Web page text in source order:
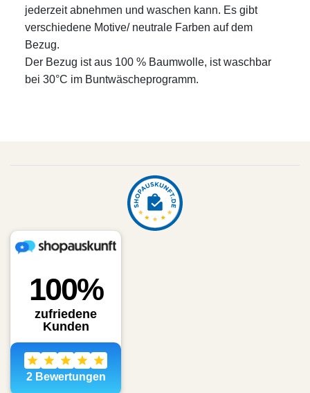
jederzeit abnehmen und waschen kann. Es gibt
verschiedene Motive/ neutrale Farben auf dem
Bezug.
Der Bezug ist aus 100 % Baumwolle, ist waschbar
bei 30°C im Buntwäscheprogramm.